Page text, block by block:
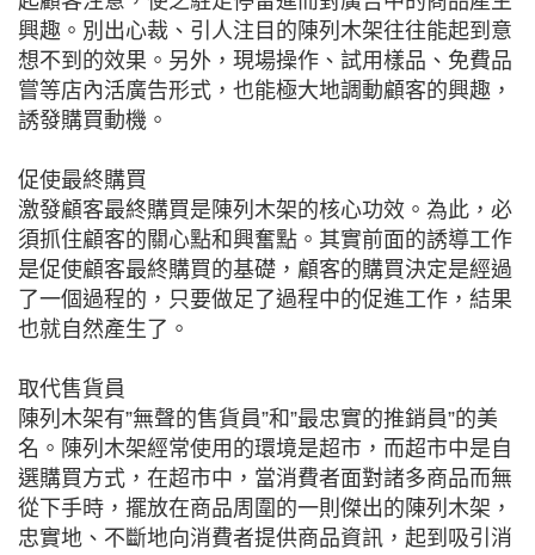
興趣。別出心裁、引人注目的陳列木架往往能起到意
想不到的效果。另外，現場操作、試用樣品、免費品
嘗等店內活廣告形式，也能極大地調動顧客的興趣，
誘發購買動機。
促使最終購買
激發顧客最終購買是陳列木架的核心功效。為此，必
須抓住顧客的關心點和興奮點。其實前面的誘導工作
是促使顧客最終購買的基礎，顧客的購買決定是經過
了一個過程的，只要做足了過程中的促進工作，結果
也就自然產生了。
取代售貨員
陳列木架有”無聲的售貨員”和”最忠實的推銷員”的美
名。陳列木架經常使用的環境是超市，而超市中是自
選購買方式，在超市中，當消費者面對諸多商品而無
從下手時，擺放在商品周圍的一則傑出的陳列木架，
忠實地、不斷地向消費者提供商品資訊，起到吸引消